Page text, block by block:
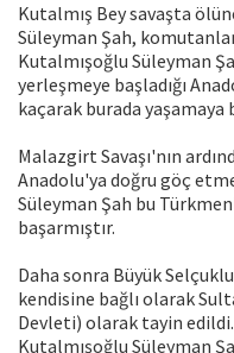
Kutalmış Bey savaşta
Süleyman Şah,
Kutalmışoğlu Süleyman
yerleşmeye başladığı
kaçarak burada yaşamaya
Malazgirt Savaşı'nın
Anadolu'ya doğru göç
Süleyman Şah bu
başarmıştır.
Daha sonra Büyük
kendisine bağlı olarak
Devleti) olarak tayin edildi.
Kutalmışoğlu Süleyman